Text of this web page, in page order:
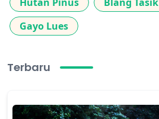
Gayo Lues
Terbaru